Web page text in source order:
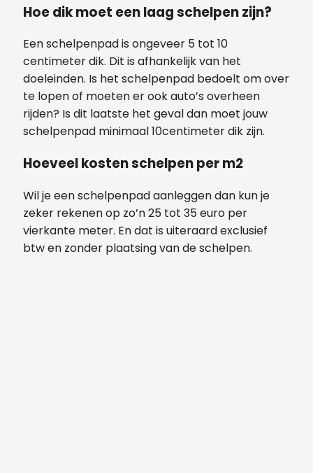
Hoe dik moet een laag schelpen zijn?
Een schelpenpad is ongeveer 5 tot 10
centimeter dik. Dit is afhankelijk van het
doeleinden. Is het schelpenpad bedoelt om over
te lopen of moeten er ook auto’s overheen
rijden? Is dit laatste het geval dan moet jouw
schelpenpad minimaal 10centimeter dik zijn.
Hoeveel kosten schelpen per m2
Wil je een schelpenpad aanleggen dan kun je
zeker rekenen op zo’n 25 tot 35 euro per
vierkante meter. En dat is uiteraard exclusief
btw en zonder plaatsing van de schelpen.